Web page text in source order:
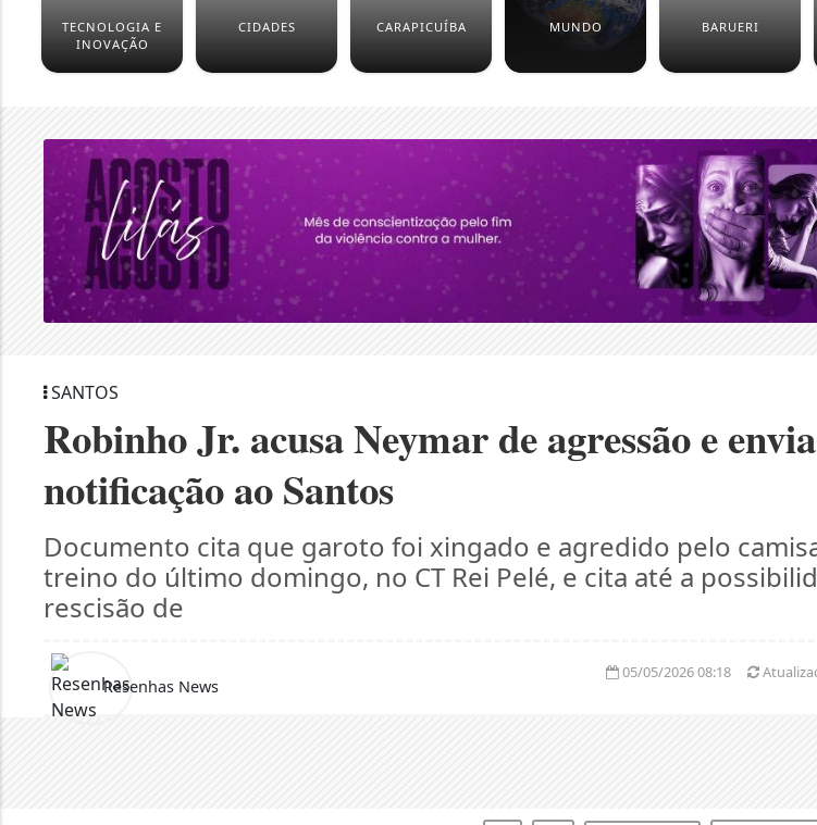
TECNOLOGIA E
INOVAÇÃO
CIDADES CARAPICUÍBA MUNDO BARUERI
SANTOS
Robinho Jr. acusa Neymar de agressão e envia
notificação ao Santos
Documento cita que garoto foi xingado e agredido pelo
treino do último domingo, no CT Rei Pelé, e cita até a
rescisão de
Resenhas News
05/05/2026 08:18